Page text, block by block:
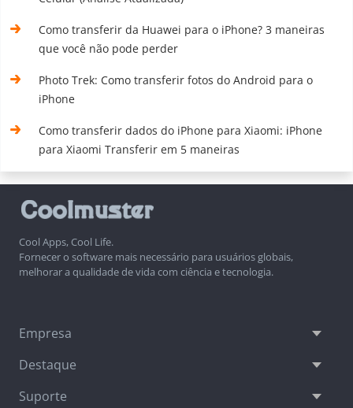
Como transferir da Huawei para o iPhone? 3 maneiras
que você não pode perder
Photo Trek: Como transferir fotos do Android para o
iPhone
Como transferir dados do iPhone para Xiaomi: iPhone
para Xiaomi Transferir em 5 maneiras
Cool Apps, Cool Life.
Fornecer o software mais necessário para usuários globais,
melhorar a qualidade de vida com ciência e tecnologia.
Empresa
Destaque
Suporte